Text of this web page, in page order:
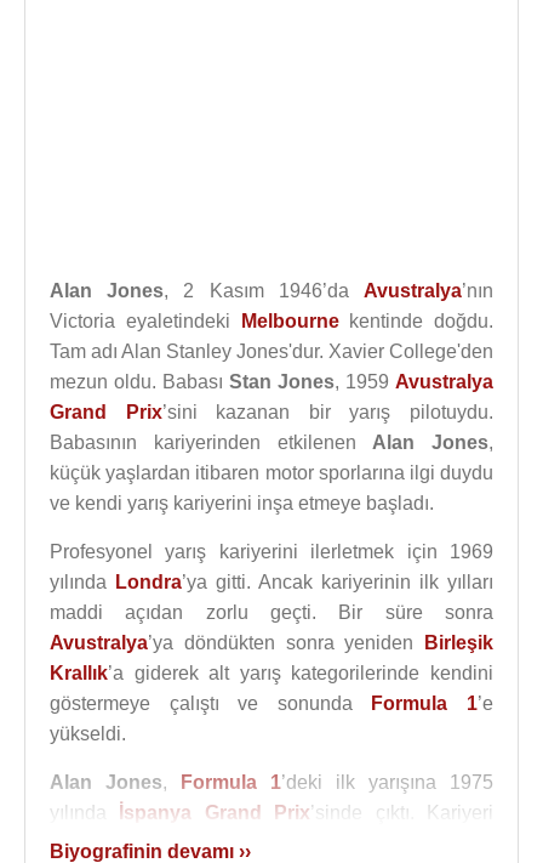
Alan Jones, 2 Kasım 1946’daAvustralya’nın
Victoria eyaletindeki
Melbournekentinde doğdu.
Tam adı Alan Stanley Jones'dur. Xavier College'den
mezun oldu. Babası Stan Jones, 1959 Avustralya
Grand Prix’sini kazanan bir yarış pilotuydu.
Babasının kariyerinden etkilenen Alan Jones,
küçük yaşlardan itibaren motor sporlarına ilgi duydu
ve kendi yarış kariyerini inşa etmeye başladı.
Profesyonel yarış kariyerini ilerletmek için 1969
yılında
Londra’ya gitti. Ancak kariyerinin ilk yılları
maddi açıdan zorlu geçti. Bir süre sonra
Avustralya’ya döndükten sonra yeniden
Birleşik
Krallık’a giderek alt yarış kategorilerinde kendini
göstermeye çalıştı ve sonunda
Formula 1’e
yükseldi.
Alan Jones, Formula 1’deki ilk yarışına 1975
yılında İspanya Grand Prix’sinde çıktı. Kariyeri
boyunca Hesketh, Hill, Surtees, Shadow, Williams,
Biyografinin devamı ››